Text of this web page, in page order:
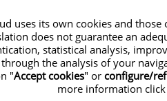
uses its own cookies and
does not guarantee an
statistical analysis,
the analysis of your
"Accept cookies" or configure/
more information click